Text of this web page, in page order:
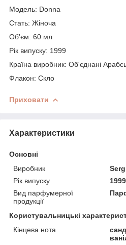
Модель: Donna
Стать: Жіноча
Об'єм: 60 мл
Рік випуску: 1999
Країна виробник: Об'єднані
Флакон: Скло
Приховати
Характеристики
Основні
Виробник
Рік випуску
1999
Вид парфумерної
продукції
Користувальницькі
Кінцева нота